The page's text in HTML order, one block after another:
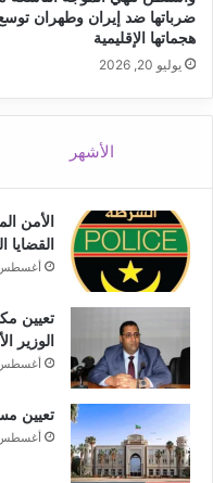
ضرباتها ضد إيران وطهران
هجماتها الإقليمية
يوليو 20, 2026
الأشهر
الأمن
القضايا
أغسطس 14,
تعيين
الوزير
أغسطس 14,
تعيين
أغسطس 14,